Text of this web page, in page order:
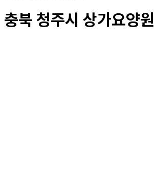
충북 청주시 상가요양원